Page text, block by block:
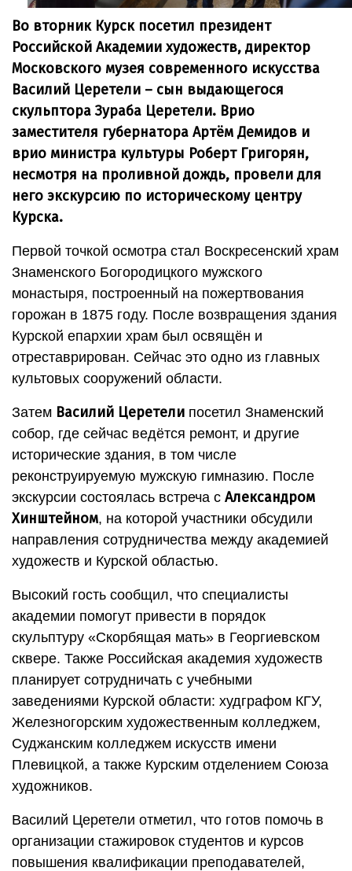
Во вторник Курск посетил президент
Российской Академии художеств, директор
Московского музея современного искусства
Василий Церетели – сын выдающегося
скульптора Зураба Церетели. Врио
заместителя губернатора Артём Демидов и
врио министра культуры Роберт Григорян,
несмотря на проливной дождь, провели для
него экскурсию по историческому центру
Курска.
Первой точкой осмотра стал Воскресенский храм
Знаменского Богородицкого мужского
монастыря, построенный на пожертвования
горожан в 1875 году. После возвращения здания
Курской епархии храм был освящён и
отреставрирован. Сейчас это одно из главных
культовых сооружений области.
Затем Василий Церетели посетил Знаменский
собор, где сейчас ведётся ремонт, и другие
исторические здания, в том числе
реконструируемую мужскую гимназию. После
экскурсии состоялась встреча с Александром
Хинштейном, на которой участники обсудили
направления сотрудничества между академией
художеств и Курской областью.
Высокий гость сообщил, что специалисты
академии помогут привести в порядок
скульптуру «Скорбящая мать» в Георгиевском
сквере. Также Российская академия художеств
планирует сотрудничать с учебными
заведениями Курской области: худграфом КГУ,
Железногорским художественным колледжем,
Суджанским колледжем искусств имени
Плевицкой, а также Курским отделением Союза
художников.
Василий Церетели отметил, что готов помочь в
организации стажировок студентов и курсов
повышения квалификации преподавателей,